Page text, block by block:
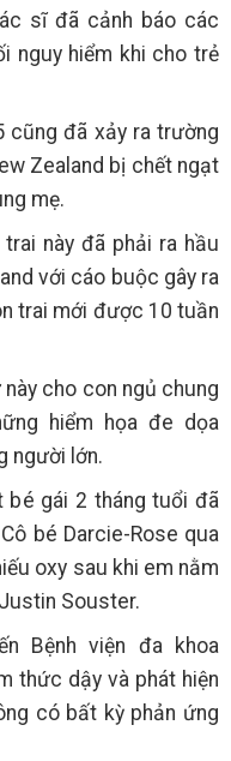
sĩ đã cảnh báo các
nguy hiểm khi cho trẻ
cũng đã xảy ra trường
Zealand bị chết ngạt
mẹ.
này đã phải ra hầu
với cáo buộc gây ra
trai mới được 10 tuần
cho con ngủ chung
hiểm họa đe dọa
người lớn.
bé gái 2 tháng tuổi đã
bé Darcie-Rose qua
oxy sau khi em nằm
Souster.
Bệnh viện đa khoa
thức dậy và phát hiện
có bất kỳ phản ứng